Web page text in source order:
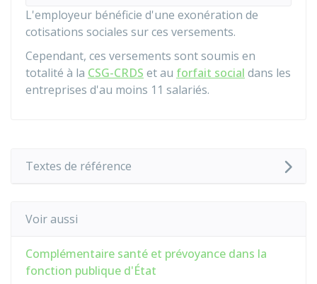
L'employeur bénéficie d'une exonération de
cotisations sociales sur ces versements.
Cependant, ces versements sont soumis en
totalité à la CSG-CRDS et au forfait social dans les
entreprises d'au moins 11 salariés.
Textes de référence
Voir aussi
Complémentaire santé et prévoyance dans la
fonction publique d'État